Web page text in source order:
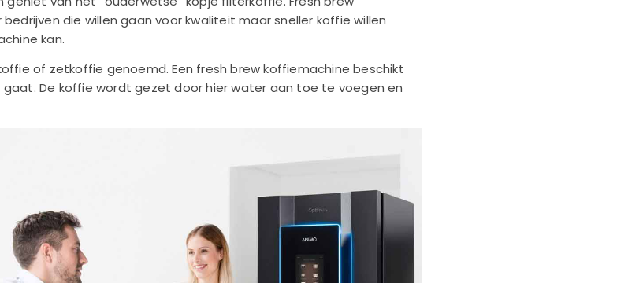
die willen gaan voor kwaliteit maar sneller koffie willen
kan.
of zetkoffie genoemd. Een fresh brew koffiemachine beschikt
De koffie wordt gezet door hier water aan toe te voegen en